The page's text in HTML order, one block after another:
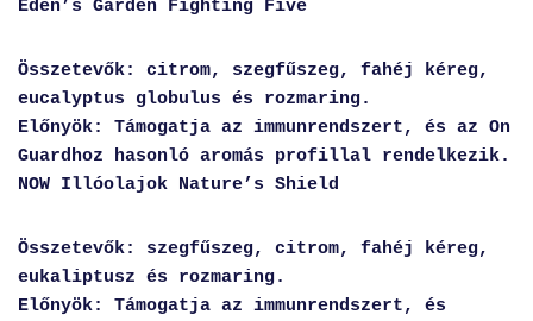
Eden’s Garden Fighting Five
Összetevők: citrom, szegfűszeg, fahéj kéreg,
eucalyptus globulus és rozmaring.
Előnyök: Támogatja az immunrendszert, és az On
Guardhoz hasonló aromás profillal rendelkezik.
NOW Illóolajok Nature’s Shield
Összetevők: szegfűszeg, citrom, fahéj kéreg,
eukaliptusz és rozmaring.
Előnyök: Támogatja az immunrendszert, és